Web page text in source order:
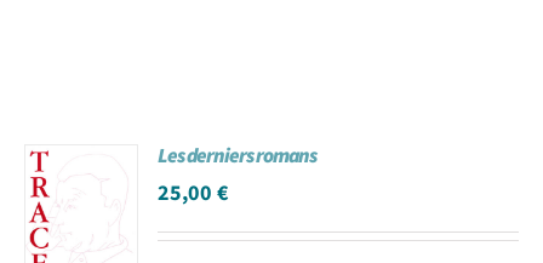
Les derniers romans
25,00€